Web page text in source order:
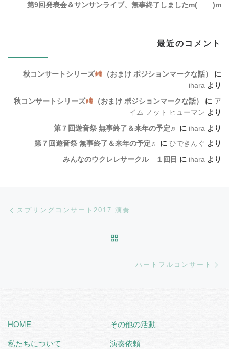
第9回発表会＆サンサンライブ、無事終了しましたm(_ _)m
最近のコメント
秋コンサートシリーズ （おまけ ポジションマークな話）
に
ihara より
秋コンサートシリーズ
（おまけ ポジションマークな話） に ア
イム ノット ヒューマン より
第７回遊音祭 無事終了＆来年の予定♬
に ihara より
第７回遊音祭 無事終了＆来年の予定♬
に ひできんぐ より
みんなのウクレレサークル １回目 に ihara より
スプリングコンサート2017 演奏
ハートフルコンサート
HOME
私たちについて
その他の活動
演奏依頼